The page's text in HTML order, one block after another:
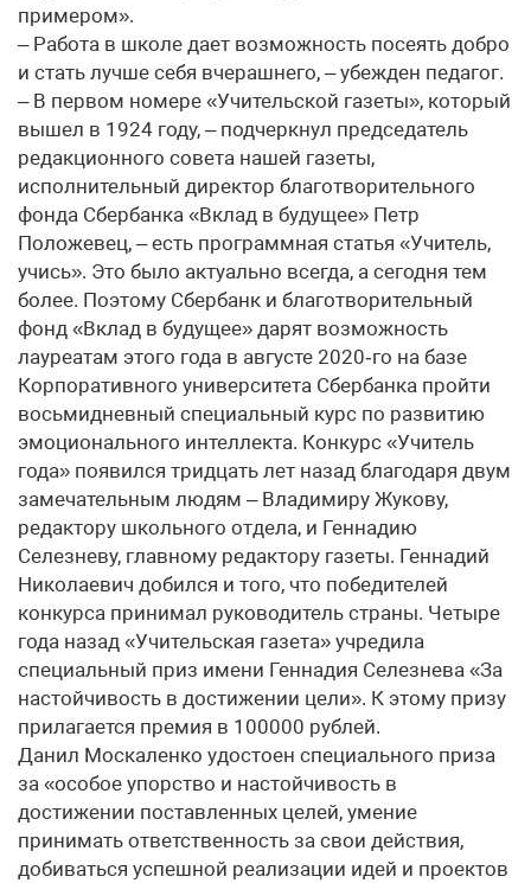
примером».
– Работа в школе дает возможность посеять добро
и стать лучше себя вчерашнего, – убежден педагог.
– В первом номере «Учительской газеты», который
вышел в 1924 году, – подчеркнул председатель
редакционного совета нашей газеты,
исполнительный директор благотворительного
фонда Сбербанка «Вклад в будущее» Петр
Положевец, – есть программная статья «Учитель,
учись». Это было актуально всегда, а сегодня тем
более. Поэтому Сбербанк и благотворительный
фонд «Вклад в будущее» дарят возможность
лауреатам этого года в августе 2020‑го на базе
Корпоративного университета Сбербанка пройти
восьмидневный специальный курс по развитию
эмоционального интеллекта. Конкурс «Учитель
года» появился тридцать лет назад благодаря двум
замечательным людям – Владимиру Жукову,
редактору школьного отдела, и Геннадию
Селезневу, главному редактору газеты. Геннадий
Николаевич добился и того, что победителей
конкурса принимал руководитель страны. Четыре
года назад «Учительская газета» учредила
специальный приз имени Геннадия Селезнева «За
настойчивость в достижении цели». К этому призу
прилагается премия в 100000 рублей.
Данил Москаленко удостоен специального приза
за «особое упорство и настойчивость в
достижении поставленных целей, умение
принимать ответственность за свои действия,
добиваться успешной реализации идей и проектов